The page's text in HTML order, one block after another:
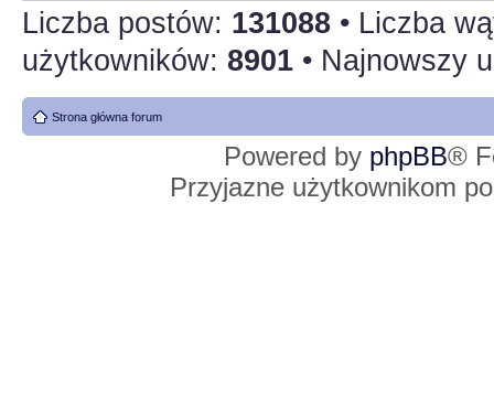
Liczba postów: 131088 • Liczba
użytkowników: 8901 • Najnowszy
Strona główna forum
Powered by phpBB®
Przyjazne użytkownikom